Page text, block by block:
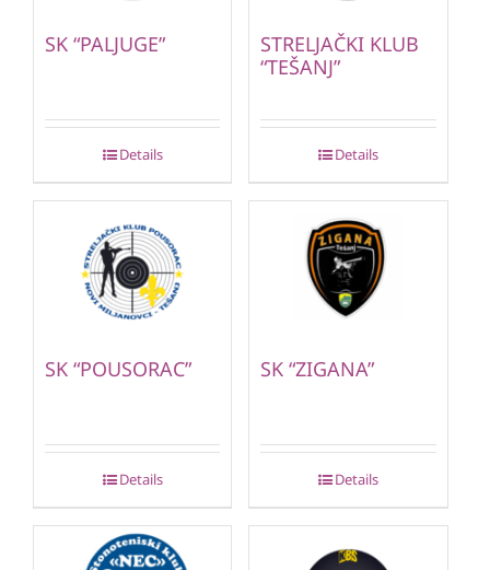
SK “PALJUGE”
Details
STRELJAČKI KLUB
“TEŠANJ”
Details
SK “POUSORAC”
Details
SK “ZIGANA”
Details